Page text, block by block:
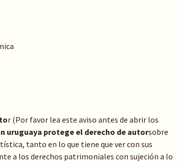
r (Por favor lea este aviso antes de abrir los
uruguaya protege el derecho de autorsobre
tanto en lo que tiene que ver con sus
a los derechos patrimoniales con sujeción a lo